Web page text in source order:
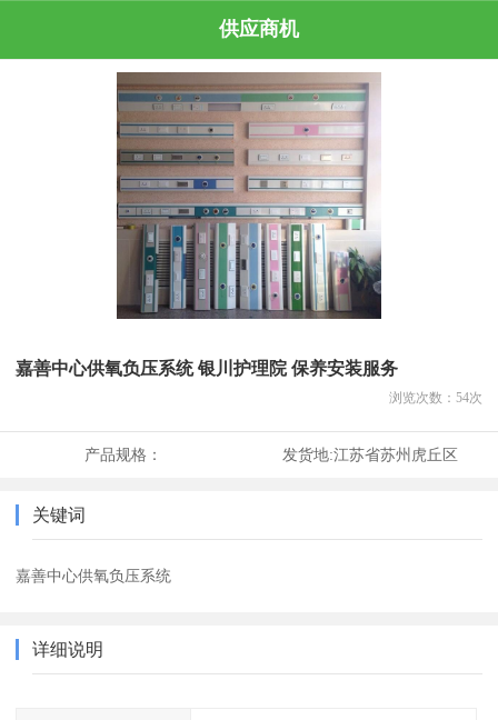
供应商机
嘉善中心供氧负压系统 银川护理院 保养安装服务
浏览次数： 54次
产品规格： 发货地:江苏省苏州虎丘区
关键词
嘉善中心供氧负压系统
详细说明